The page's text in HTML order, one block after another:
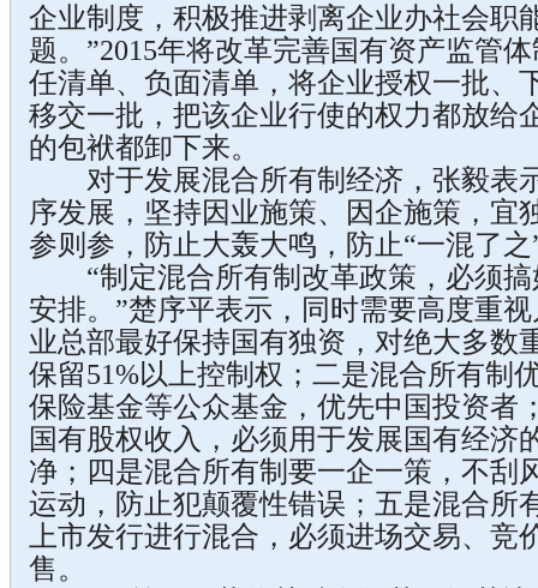
企业制度，积极推进剥离企业办社会职
题。”2015年将改革完善国有资产监管
任清单、负面清单，将企业授权一批、
移交一批，把该企业行使的权力都放给
的包袱都卸下来。
对于发展混合所有制经济，张毅表
序发展，坚持因业施策、因企施策，宜
参则参，防止大轰大鸣，防止“一混了之
“制定混合所有制改革政策，必须搞
安排。”楚序平表示，同时需要高度重
业总部最好保持国有独资，对绝大多数
保留51%以上控制权；二是混合所有制
保险基金等公众基金，优先中国投资者
国有股权收入，必须用于发展国有经济
净；四是混合所有制要一企一策，不刮
运动，防止犯颠覆性错误；五是混合所
上市发行进行混合，必须进场交易、竞
售。